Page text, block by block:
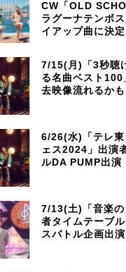
CW「OLD
ラグーナテンボ
イアップ曲に決定
7/15(月)「3秒聴
る名曲ベスト
去映像流れるかも
6/26(水)「テレ東
ェス2024」出演
ルDA PUMP出演
7/13(土)「音楽
者タイムテーブ
スバトル企画出演